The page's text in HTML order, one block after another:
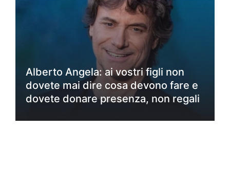
Alberto Angela: ai vostri figli non
dovete mai dire cosa devono fare e
dovete donare presenza, non regali